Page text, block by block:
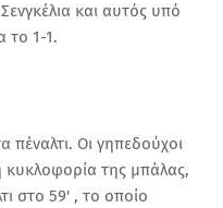
και αυτός υπό
το 1-1.
πέναλτι. Οι γηπεδούχοι
της μπάλας,
στο 59' , το οποίο